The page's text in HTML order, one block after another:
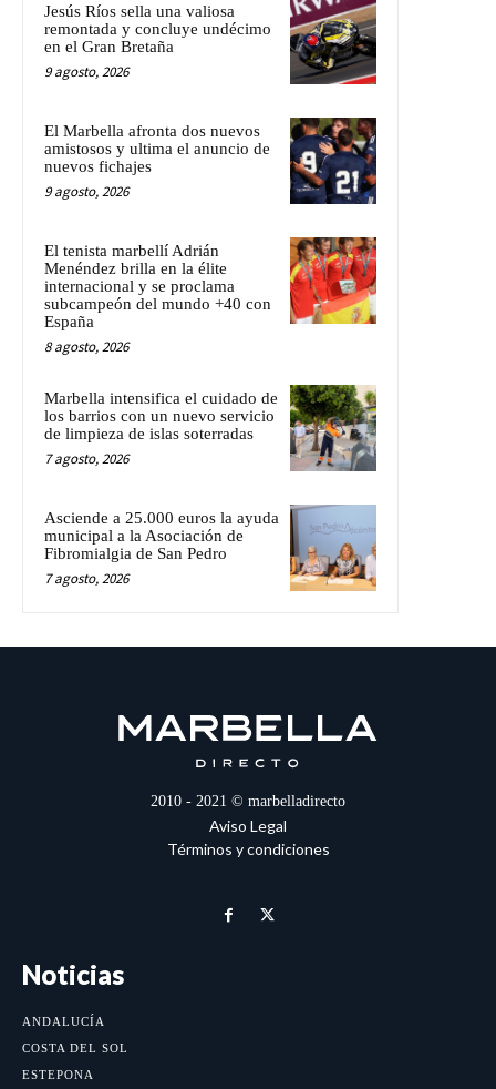
Jesús Ríos sella una valiosa
remontada y concluye undécimo
en el Gran Bretaña
9 agosto, 2026
El Marbella afronta dos nuevos
amistosos y ultima el anuncio de
nuevos fichajes
9 agosto, 2026
El tenista marbellí Adrián
Menéndez brilla en la élite
internacional y se proclama
subcampeón del mundo +40 con
España
8 agosto, 2026
Marbella intensifica el cuidado de
los barrios con un nuevo servicio
de limpieza de islas soterradas
7 agosto, 2026
Asciende a 25.000 euros la ayuda
municipal a la Asociación de
Fibromialgia de San Pedro
7 agosto, 2026
2010 - 2021 © marbelladirecto
Aviso Legal
Términos y condiciones
Noticias
ANDALUCÍA
COSTA DEL SOL
ESTEPONA